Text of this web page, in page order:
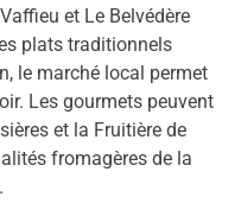
et Le Belvédère
plats traditionnels
le marché local permet
Les gourmets peuvent
et la Fruitière de
fromagères de la